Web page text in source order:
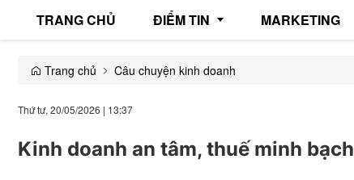
TRANG CHỦ ĐIỂM TIN
Đời sống
MARKETING
Trang chủ Câu chuyện kinh doanh
Thứ tư, 20/05/2026 | 13:37
Kinh doanh an tâm, thuế minh bạch